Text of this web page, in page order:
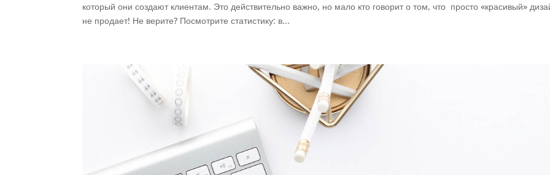
который они создают клиентам. Это действительно важно, но мало кто говорит о том, что просто «красивый»
не продает! Не верите? Посмотрите статистику: в...